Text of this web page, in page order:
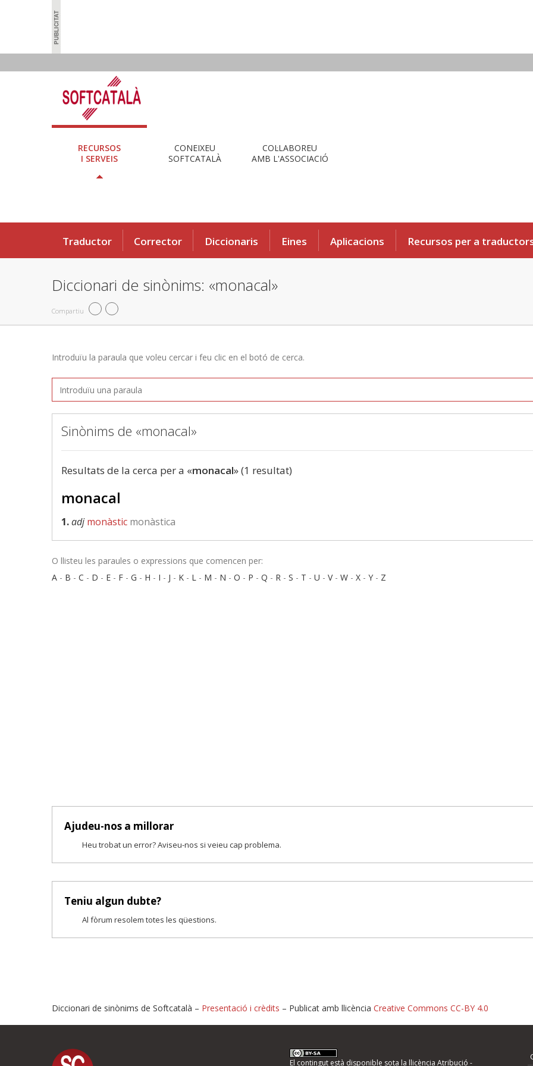
RECURSOS
I SERVEIS
CONEIXEU
SOFTCATALÀ
COL·LABOREU
AMB L'ASSOCIACIÓ
Traductor Corrector Diccionaris Eines Aplicacions Recursos per a
Diccionari de sinònims: «monacal»
Compartiu
Introduïu la paraula que voleu cercar i feu clic en el botó de cerca.
Sinònims de «monacal»
Resultats de la cerca per a «monacal» (1 resultat)
monacal
1.adj monàstic monàstica
O llisteu les paraules o expressions que comencen per:
A - B - C - D - E - F - G - H - I - J - K - L - M - N - O - P - Q - R - S - T - U - V- W - X - Y - Z
Ajudeu-nos a millorar
Heu trobat un error? Aviseu-nos si veieu cap problema.
Teniu algun dubte?
Al fòrum resolem totes les qüestions.
Proposeu-nos millores o informeu d'errors
Diccionari de sinònims de Softcatalà – Presentació i crèdits – Publicat amb llicència Creative Commons CC-BY 4.0
El contingut està disponible sota la llicència Atribució -